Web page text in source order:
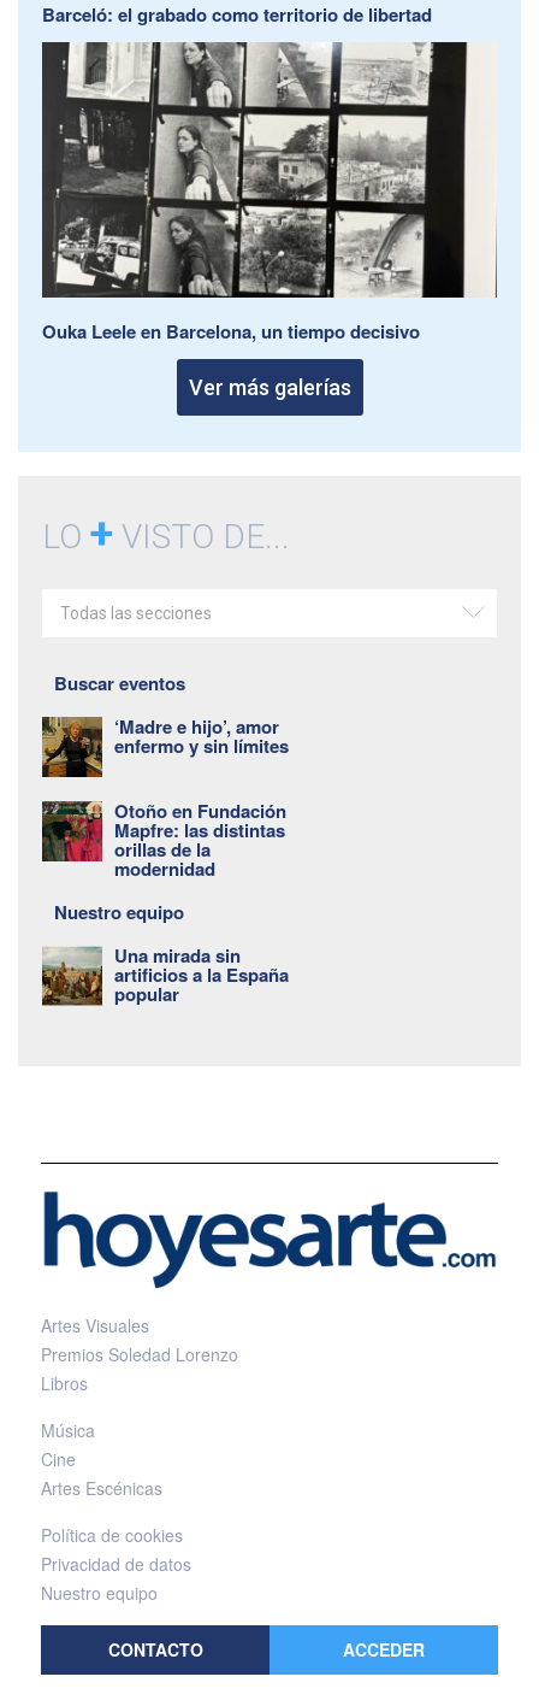
Barceló: el grabado como territorio de libertad
Ouka Leele en Barcelona, un tiempo decisivo
Ver más galerías
LO + VISTO DE...
Todas las secciones
Buscar eventos
‘Madre e hijo’, amor
enfermo y sin límites
Otoño en Fundación
Mapfre: las distintas
orillas de la
modernidad
Nuestro equipo
Una mirada sin
artificios a la España
popular
Artes Visuales
Premios Soledad Lorenzo
Libros
Música
Cine
Artes Escénicas
Política de cookies
Privacidad de datos
Nuestro equipo
CONTACTO ACCEDER